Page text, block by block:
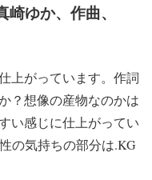
崎ゆか、作曲、
上がっています。作詞
？想像の産物なのかは
い感じに仕上がってい
の気持ちの部分は.KG